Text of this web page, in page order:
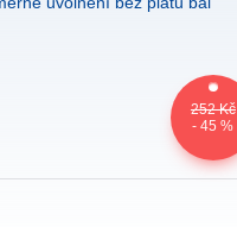
252 Kč
- 45 %